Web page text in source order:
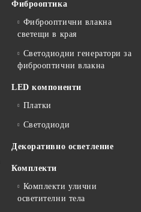
Фиброоптика
Фиброоптични влакна
светещи в края
Светодиодни генератори за
фиброоптични влакна
LED компоненти
Платки
Светодиоди
Декоративно осветление
Комплекти
Комплекти улични
осветителни тела